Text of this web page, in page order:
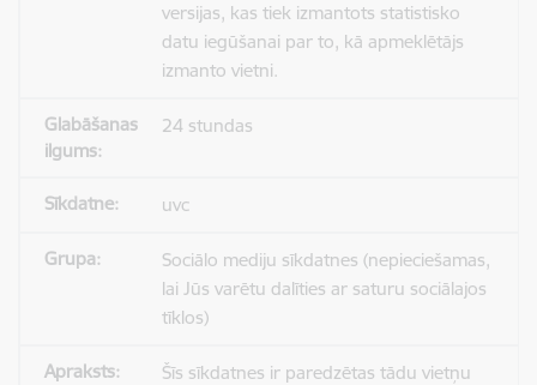
versijas, kas tiek izmantots statistisko
datu iegūšanai par to, kā apmeklētājs
izmanto vietni.
24 stundas
uvc
Sociālo mediju sīkdatnes (nepieciešamas,
lai Jūs varētu dalīties ar saturu sociālajos
tīklos)
Šīs sīkdatnes ir paredzētas tādu vietņu